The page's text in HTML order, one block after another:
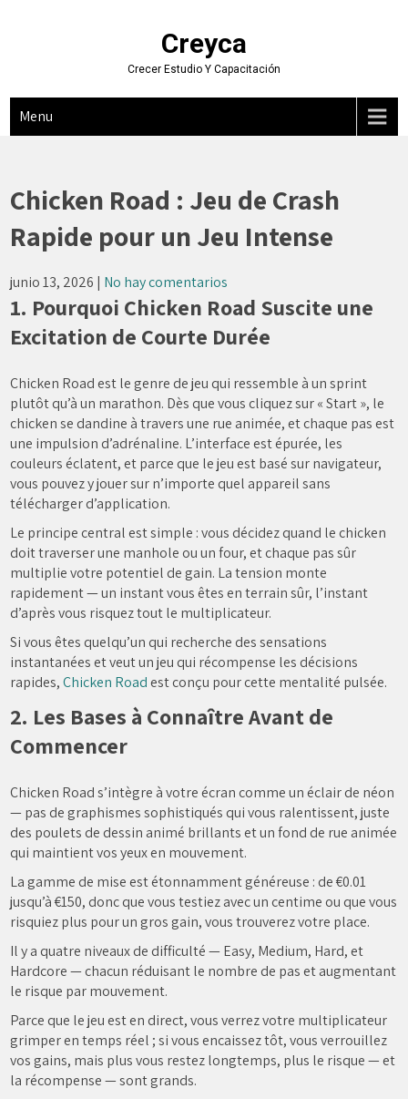
Creyca
Crecer Estudio Y Capacitación
Menu
Chicken Road : Jeu de Crash
Rapide pour un Jeu Intense
junio 13, 2026 | No hay comentarios
1. Pourquoi Chicken Road Suscite une
Excitation de Courte Durée
Chicken Road est le genre de jeu qui ressemble à un sprint
plutôt qu’à un marathon. Dès que vous cliquez sur « Start », le
chicken se dandine à travers une rue animée, et chaque pas est
une impulsion d’adrénaline. L’interface est épurée, les
couleurs éclatent, et parce que le jeu est basé sur navigateur,
vous pouvez y jouer sur n’importe quel appareil sans
télécharger d’application.
Le principe central est simple : vous décidez quand le chicken
doit traverser une manhole ou un four, et chaque pas sûr
multiplie votre potentiel de gain. La tension monte
rapidement — un instant vous êtes en terrain sûr, l’instant
d’après vous risquez tout le multiplicateur.
Si vous êtes quelqu’un qui recherche des sensations
instantanées et veut un jeu qui récompense les décisions
rapides,Chicken Roadest conçu pour cette mentalité pulsée.
2. Les Bases à Connaître Avant de
Commencer
Chicken Road s’intègre à votre écran comme un éclair de néon
— pas de graphismes sophistiqués qui vous ralentissent, juste
des poulets de dessin animé brillants et un fond de rue animée
qui maintient vos yeux en mouvement.
La gamme de mise est étonnamment généreuse : de €0.01
jusqu’à €150, donc que vous testiez avec un centime ou que vous
risquiez plus pour un gros gain, vous trouverez votre place.
Il y a quatre niveaux de difficulté — Easy, Medium, Hard, et
Hardcore — chacun réduisant le nombre de pas et augmentant
le risque par mouvement.
Parce que le jeu est en direct, vous verrez votre multiplicateur
grimper en temps réel ; si vous encaissez tôt, vous verrouillez
vos gains, mais plus vous restez longtemps, plus le risque — et
la récompense — sont grands.